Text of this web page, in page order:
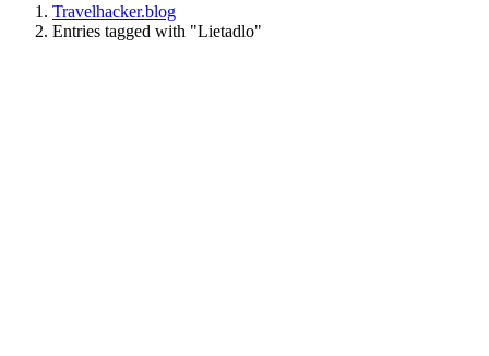
Travelhacker.blog
Entries tagged with "Lietadlo"